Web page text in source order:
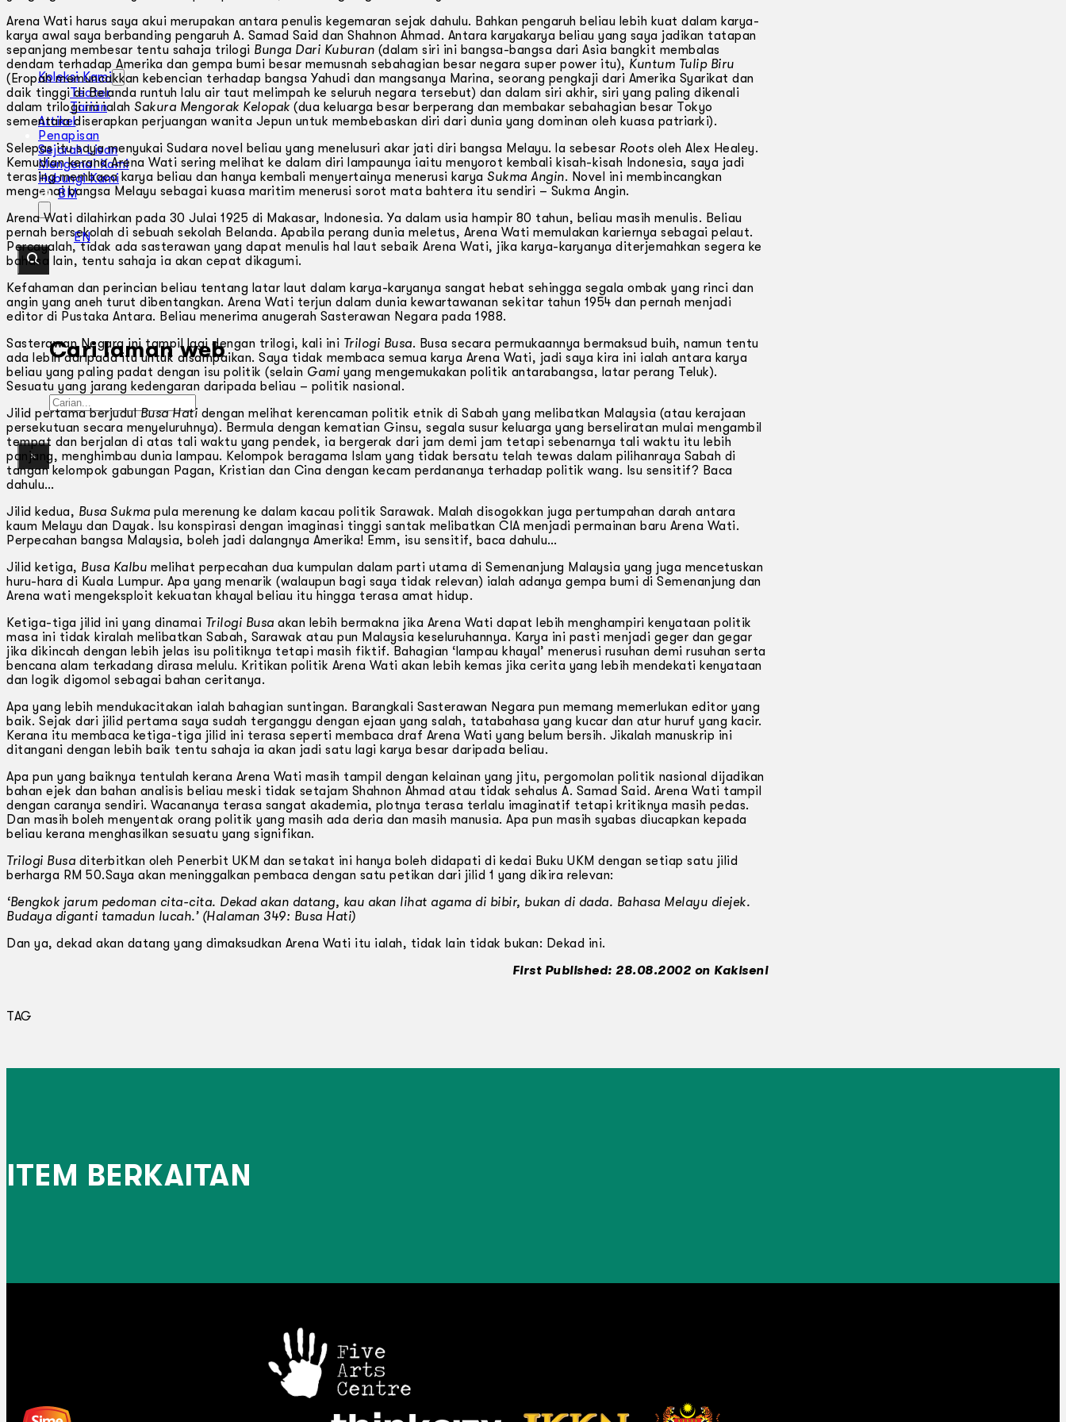
Koleksi Kami
Teater
Tarian
Artikel
Penapisan
Sejarah Lisan
Mengenai Kami
Hubungi Kami
BM
EN
Cari laman web
Gelintar
×
Arena Wati harus saya akui merupakan antara penulis kegemaran sejak dahulu. Bahkan pengaruh beliau lebih kuat dalam karya-
karya awal saya berbanding pengaruh A. Samad Said dan Shahnon Ahmad. Antara karya­karya beliau yang saya jadikan tatapan
sepanjang membesar tentu sahaja trilogi Bunga Dari Kuburan (dalam siri ini bangsa-bangsa dari Asia bangkit membalas
dendam terhadap Amerika dan gempa bumi besar memusnah sebahagian besar negara super power itu), Kuntum Tulip Biru
(Eropah memuncakkan kebencian terhadap bangsa Yahudi dan mangsanya Marina, seorang pengkaji dari Amerika Syarikat dan
daik tinggi di Belanda runtuh lalu air taut melimpah ke seluruh negara tersebut) dan dalam siri akhir, siri yang paling dikenali
dalam trilogi ini ialah Sakura Mengorak Kelopak (dua keluarga besar berperang dan membakar sebahagian besar Tokyo
sementara diserapkan perjuangan wanita Jepun untuk membebaskan diri dari dunia yang dominan oleh kuasa patriarki).
Selepas itu saya menyukai Sudara novel beliau yang menelusuri akar jati diri bangsa Melayu. la sebesar Roots oleh Alex Healey.
Kemudian kerana Arena Wati sering melihat ke dalam diri lampaunya iaitu menyorot kembali kisah-kisah Indonesia, saya jadi
terasing membaca karya beliau dan hanya kembali menyertainya menerusi karya Sukma Angin. Novel ini membincangkan
mengenai bangsa Melayu sebagai kuasa maritim menerusi sorot mata bahtera itu sendiri – Sukma Angin.
Arena Wati dilahirkan pada 30 Julai 1925 di Makasar, Indonesia. Ya dalam usia hampir 80 tahun, beliau masih menulis. Beliau
pernah bersekolah di sebuah sekolah Belanda. Apabila perang dunia meletus, Arena Wati memulakan kariernya sebagai pelaut.
Percayalah, tidak ada sasterawan yang dapat menulis hal laut sebaik Arena Wati, jika karya-karyanya diterjemahkan segera ke
bahasa lain, tentu sahaja ia akan cepat dikagumi.
Kefahaman dan perincian beliau tentang latar laut dalam karya-karyanya sangat hebat sehingga segala ombak yang rinci dan
angin yang aneh turut dibentangkan. Arena Wati terjun dalam dunia kewartawanan sekitar tahun 1954 dan pernah menjadi
editor di Pustaka Antara. Beliau menerima anugerah Sasterawan Negara pada 1988.
Sasterawan Negara ini tampil lagi dengan trilogi, kali ini Trilogi Busa. Busa secara permukaannya bermaksud buih, namun tentu
ada lebih daripada itu untuk disampaikan. Saya tidak membaca semua karya Arena Wati, jadi saya kira ini ialah antara karya
beliau yang paling padat dengan isu politik (selain Gami yang mengemukakan politik antarabangsa, latar perang Teluk).
Sesuatu yang jarang kedengaran daripada beliau – politik nasional.
Jilid pertama berjudulBusa Hati dengan melihat kerencaman politik etnik di Sabah yang melibatkan Malaysia (atau kerajaan
persekutuan secara menyeluruhnya). Bermula dengan kematian Ginsu, segala susur keluarga yang berseliratan mulai mengambil
tempat dan berjalan di atas tali waktu yang pendek, ia bergerak dari jam demi jam tetapi sebenarnya tali waktu itu lebih
panjang, menghimbau dunia lampau. Kelompok beragama Islam yang tidak bersatu telah tewas dalam pilihanraya Sabah di
tangan kelompok gabungan Pagan, Kristian dan Cina dengan kecam perdananya terhadap politik wang. Isu sensitif? Baca
dahulu…
Jilid kedua, Busa Sukma pula merenung ke dalam kacau politik Sarawak. Malah disogokkan juga pertumpahan darah antara
kaum Melayu dan Dayak. Isu konspirasi dengan imaginasi tinggi santak melibatkan CIA menjadi permainan baru Arena Wati.
Perpecahan bangsa Malaysia, boleh jadi dalangnya Amerika! Emm, isu sensitif, baca dahulu…
Jilid ketiga, Busa Kalbu melihat perpecahan dua kumpulan dalam parti utama di Semenanjung Malaysia yang juga mencetuskan
huru-hara di Kuala Lumpur. Apa yang menarik (walaupun bagi saya tidak relevan) ialah adanya gempa bumi di Semenanjung dan
Arena wati mengeksploit kekuatan khayal beliau itu hingga terasa amat hidup.
Ketiga-tiga jilid ini yang dinamai Trilogi Busa akan lebih bermakna jika Arena Wati dapat lebih menghampiri kenyataan politik
masa ini tidak kiralah melibatkan Sabah, Sarawak atau pun Malaysia keseluruhannya. Karya ini pasti menjadi geger dan gegar
jika dikincah dengan lebih jelas isu politiknya tetapi masih fiktif. Bahagian ‘lampau khayal’ menerusi rusuhan demi rusuhan serta
bencana alam terkadang dirasa melulu. Kritikan politik Arena Wati akan lebih kemas jika cerita yang lebih mendekati kenyataan
dan logik digomol sebagai bahan ceritanya.
Apa yang lebih mendukacitakan ialah bahagian suntingan. Barangkali Sasterawan Negara pun memang memerlukan editor yang
baik. Sejak dari jilid pertama saya sudah terganggu dengan ejaan yang salah, tatabahasa yang kucar dan atur huruf yang kacir.
Kerana itu membaca ketiga-tiga jilid ini terasa seperti membaca draf Arena Wati yang belum bersih. Jikalah manuskrip ini
ditangani dengan lebih baik tentu sahaja ia akan jadi satu lagi karya besar daripada beliau.
Apa pun yang baiknya tentulah kerana Arena Wati masih tampil dengan kelainan yang jitu, pergomolan politik nasional dijadikan
bahan ejek dan bahan analisis beliau meski tidak setajam Shahnon Ahmad atau tidak sehalus A. Samad Said. Arena Wati tampil
dengan caranya sendiri. Wacananya terasa sangat akademia, plotnya terasa terlalu imaginatif tetapi kritiknya masih pedas.
Dan masih boleh menyentak orang politik yang masih ada deria dan masih manusia. Apa pun masih syabas diucapkan kepada
beliau kerana menghasilkan sesuatu yang signifikan.
Trilogi Busa diterbitkan oleh Penerbit UKM dan setakat ini hanya boleh didapati di kedai Buku UKM dengan setiap satu jilid
berharga RM 50.Saya akan meninggalkan pembaca dengan satu petikan dari jilid 1 yang dikira relevan:
‘Bengkok jarum pedoman cita-cita. Dekad akan datang, kau akan lihat agama di bibir, bukan di dada. Bahasa Melayu diejek.
Budaya diganti tamadun lucah.’ (Halaman 349: Busa Hati)
Dan ya, dekad akan datang yang dimaksudkan Arena Wati itu ialah, tidak lain tidak bukan: Dekad ini.
First Published: 28.08.2002 on Kakiseni
TAG
ITEM BERKAITAN